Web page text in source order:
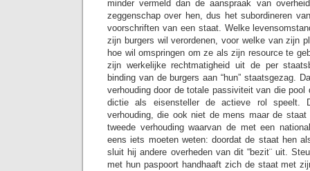
minder vermeld dan de aanspraak van
zeggenschap over hen, dus het subordineren
voorschriften van een staat. Welke
zijn burgers wil verordenen, voor welke van zijn
hoe wil omspringen om ze als zijn resource te
zijn werkelijke rechtmatigheid uit de per
binding van de burgers aan “hun” staatsgezag.
verhouding door de totale passiviteit van die pool
dictie als eisensteller de actieve rol speelt.
verhouding, die ook niet de mens maar de staat
tweede verhouding waarvan de met een
eens iets moeten weten: doordat de staat hen
sluit hij andere overheden van dit “bezit¨ uit.
met hun paspoort handhaaft zich de staat met